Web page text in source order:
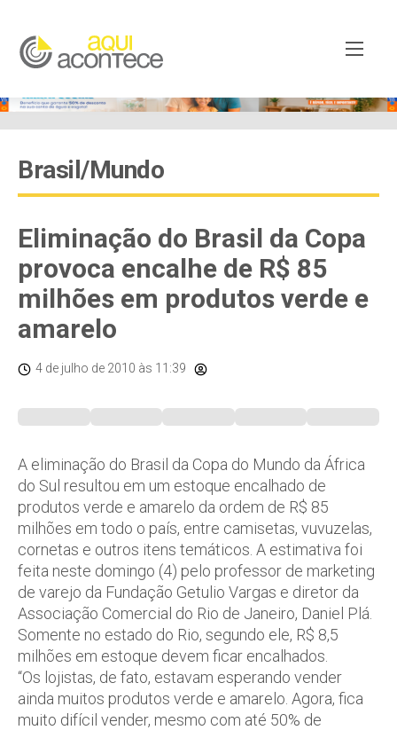
Brasil/Mundo
Eliminação do Brasil da Copa
provoca encalhe de R$ 85
milhões em produtos verde e
amarelo
4 de julho de 2010 às 11:39
A eliminação do Brasil da Copa do Mundo da África
do Sul resultou em um estoque encalhado de
produtos verde e amarelo da ordem de R$ 85
milhões em todo o país, entre camisetas, vuvuzelas,
cornetas e outros itens temáticos. A estimativa foi
feita neste domingo (4) pelo professor de marketing
de varejo da Fundação Getulio Vargas e diretor da
Associação Comercial do Rio de Janeiro, Daniel Plá.
Somente no estado do Rio, segundo ele, R$ 8,5
milhões em estoque devem ficar encalhados.
“Os lojistas, de fato, estavam esperando vender
ainda muitos produtos verde e amarelo. Agora, fica
muito difícil vender, mesmo com até 50% de